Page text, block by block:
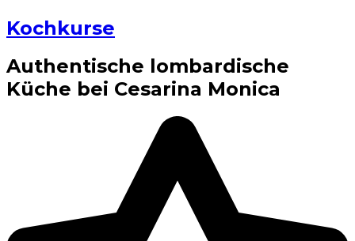
Kochkurse
Authentische lombardische
Küche bei Cesarina Monica